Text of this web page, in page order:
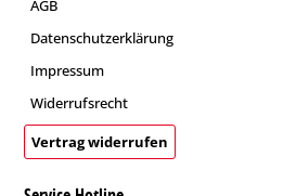
AGB
Datenschutzerklärung
Impressum
Widerrufsrecht
Vertrag widerrufen